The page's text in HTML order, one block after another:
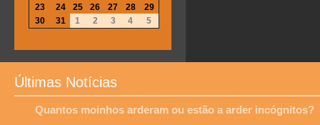
23
24 25 26 27 28
29
30
31 1 2 3 4 5
Últimas Notícias
Quantos moinhos arderam ou estão a arder incógnitos?